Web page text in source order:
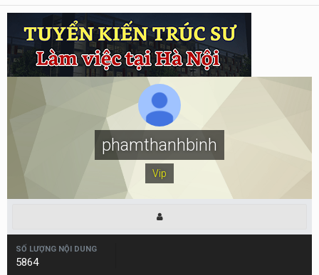
phamthanhbinh
Vip
SỐ LƯỢNG NỘI DUNG
5864